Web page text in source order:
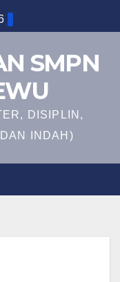
SMPN
DISIPLIN,
INDAH)